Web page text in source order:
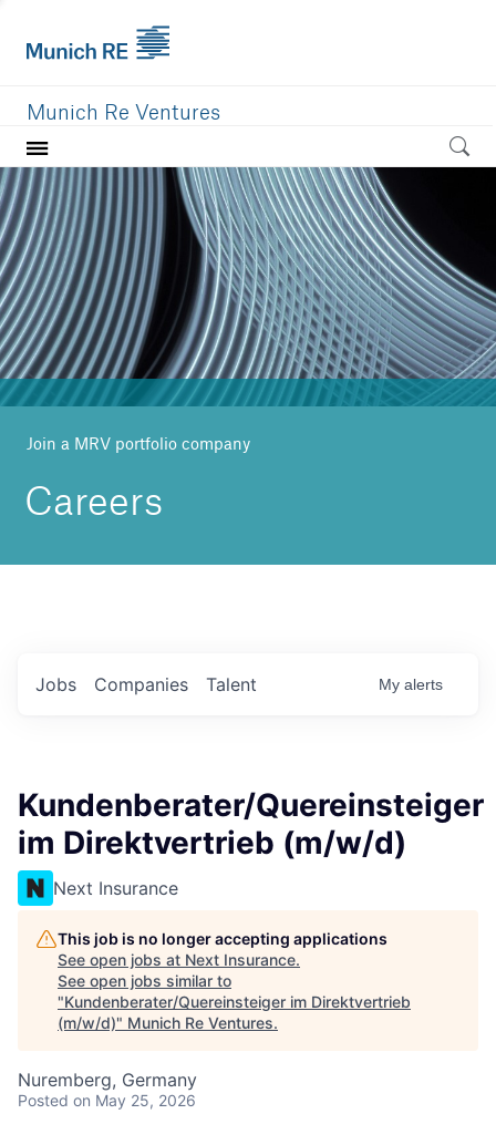
Munich Re Ventures
Home
Our value
Portfolio
Investment areas
Team
News
Join a MRV portfolio company
Careers
Jobs Companies Talent My alerts
Kundenberater/Quereinsteiger
im Direktvertrieb (m/w/d)
Next Insurance
This job is no longer accepting applications
See open jobs at Next Insurance.
See open jobs similar to
"Kundenberater/Quereinsteiger im Direktvertrieb
(m/w/d)" Munich Re Ventures.
Nuremberg, Germany
Posted on May 25, 2026